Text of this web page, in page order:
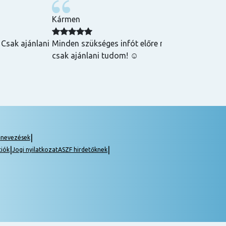
oktatókkal.
ajánlani
Kármen
Minden szükséges infót előre megkaptam,
csak ajánlani tudom! ☺️
|
Jogi nyilatkozatASZF hirdetőknek